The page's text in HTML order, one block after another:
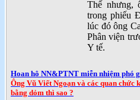
Thế nhưng,
trong phiếu
lúc đó ông
Phân viện
Y tế.
Hoan hô NN&PTNT miễn nhiệm phó
Ông Vũ Viết Ngoạn và các quan chức
bằng dỏm thì sao ?